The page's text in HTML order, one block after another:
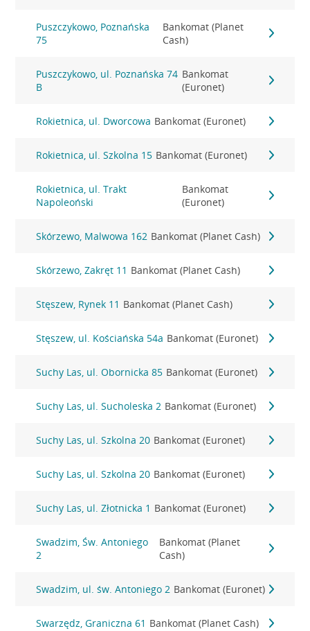
Puszczykowo, Poznańska
75
Bankomat (Planet
Cash)
Puszczykowo, ul. Poznańska 74
B
Bankomat
(Euronet)
Rokietnica, ul. Dworcowa Bankomat (Euronet)
Rokietnica, ul. Szkolna 15 Bankomat (Euronet)
Rokietnica, ul. Trakt
Napoleoński
Bankomat
(Euronet)
Skórzewo, Malwowa 162 Bankomat (Planet Cash)
Skórzewo, Zakręt 11 Bankomat (Planet Cash)
Stęszew, Rynek 11 Bankomat (Planet Cash)
Stęszew, ul. Kościańska 54a Bankomat (Euronet)
Suchy Las, ul. Obornicka 85 Bankomat (Euronet)
Suchy Las, ul. Sucholeska 2 Bankomat (Euronet)
Suchy Las, ul. Szkolna 20 Bankomat (Euronet)
Suchy Las, ul. Szkolna 20 Bankomat (Euronet)
Suchy Las, ul. Złotnicka 1 Bankomat (Euronet)
Swadzim, Św. Antoniego
2
Bankomat (Planet
Cash)
Swadzim, ul. św. Antoniego 2 Bankomat (Euronet)
Swarzędz, Graniczna 61 Bankomat (Planet Cash)